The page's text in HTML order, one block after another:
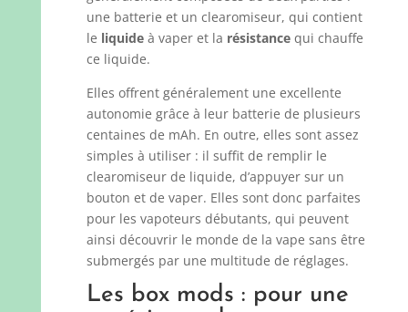
une batterie et un clearomiseur, qui contient
le liquideà vaper et la résistancequi chauffe
ce liquide.
Elles offrent généralement une excellente
autonomie grâce à leur batterie de plusieurs
centaines de mAh. En outre, elles sont assez
simples à utiliser : il suffit de remplir le
clearomiseur de liquide, d’appuyer sur un
bouton et de vaper. Elles sont donc parfaites
pour les vapoteurs débutants, qui peuvent
ainsi découvrir le monde de la vape sans être
submergés par une multitude de réglages.
Les box mods : pour une